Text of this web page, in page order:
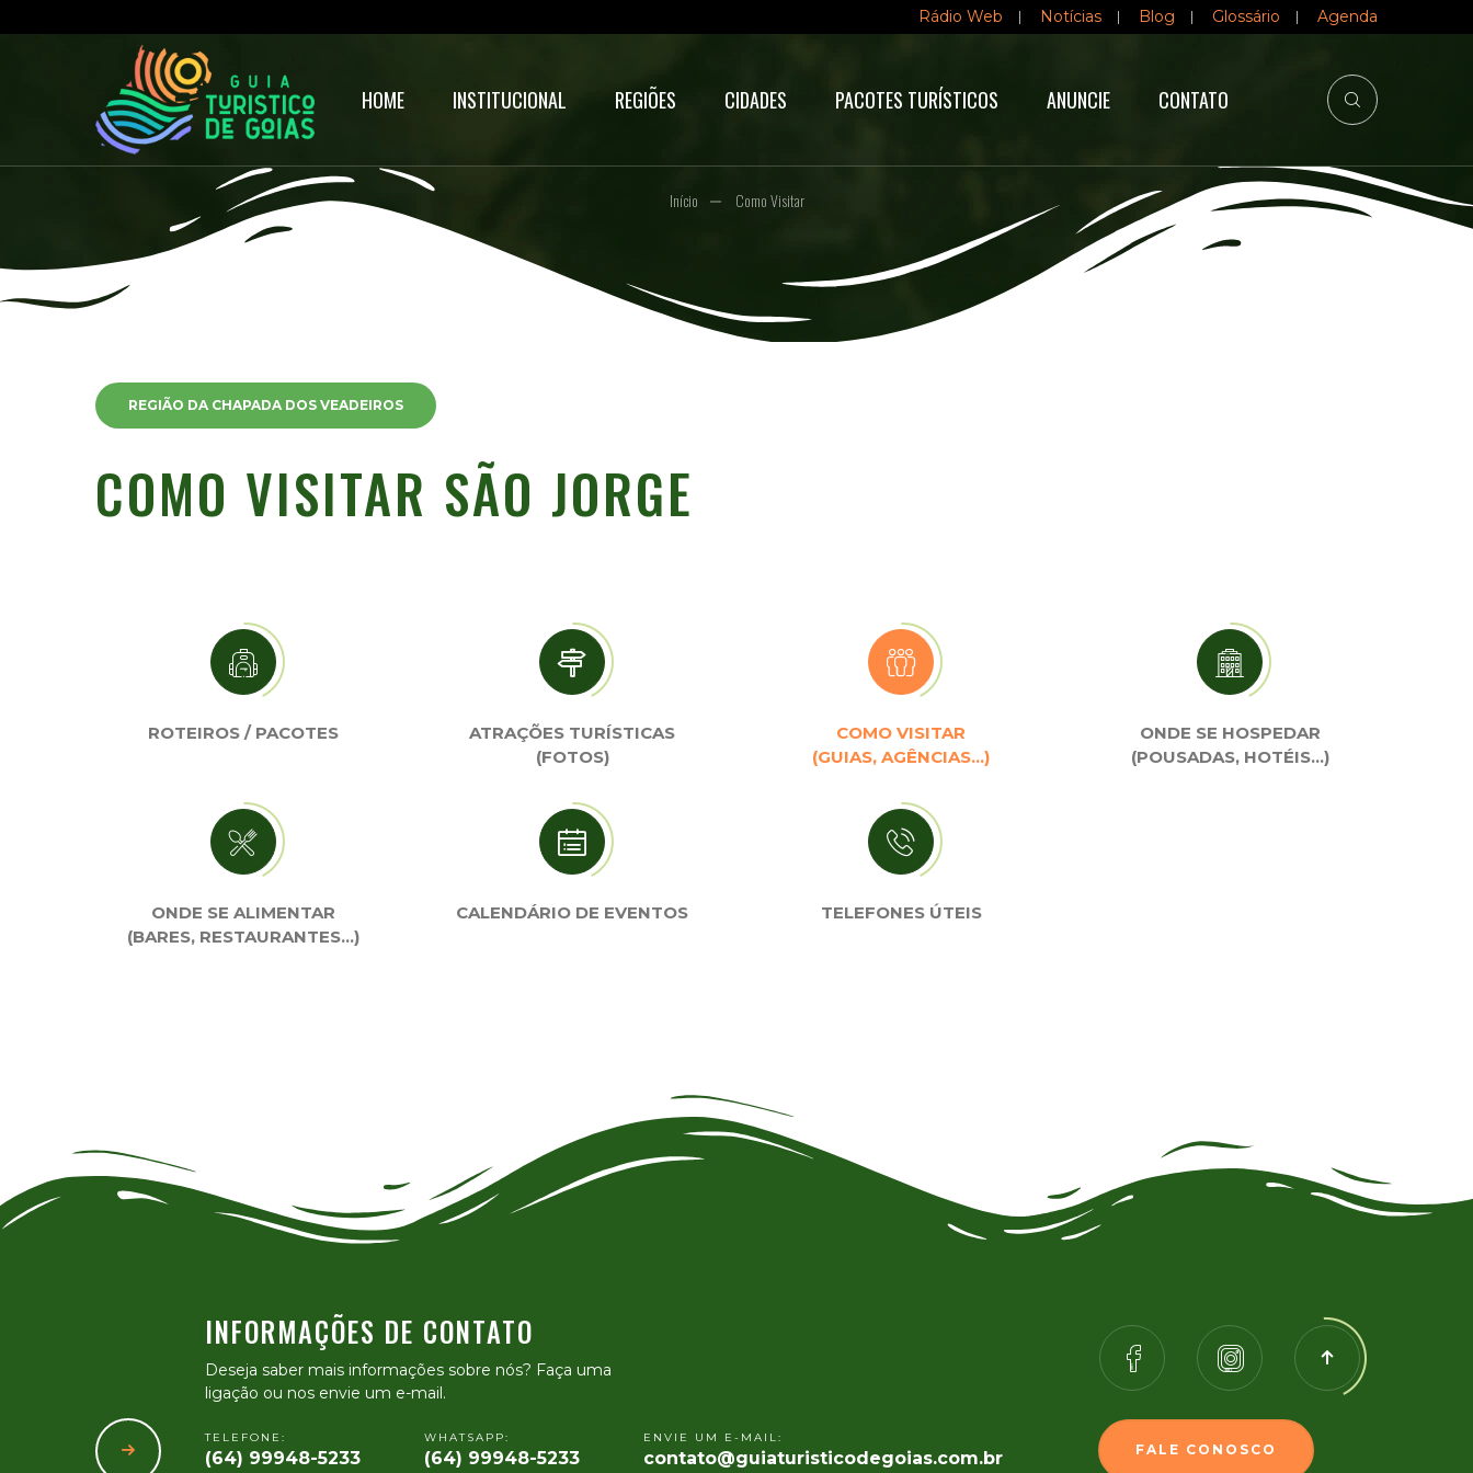
Rádio Web Notícias Blog Glossário Agenda
HOME INSTITUCIONAL REGIÕES CIDADES PACOTES TURÍSTICOS ANUNCIE CONTATO
Início Como Visitar
REGIÃO DA CHAPADA DOS VEADEIROS
COMO VISITAR SÃO JORGE
ROTEIROS / PACOTES
ATRAÇÕES TURÍSTICAS
(FOTOS)
COMO VISITAR
(GUIAS, AGÊNCIAS…)
ONDE SE HOSPEDAR
(POUSADAS, HOTÉIS…)
ONDE SE ALIMENTAR
(BARES, RESTAURANTES…)
CALENDÁRIO DE EVENTOS TELEFONES ÚTEIS
INFORMAÇÕES DE CONTATO
Deseja saber mais informações sobre nós? Faça uma
ligação ou nos envie um e-mail.
TELEFONE:
(64) 99948-5233
WHATSAPP:
(64) 99948-5233
ENVIE UM E-MAIL:
contato@guiaturisticodegoias.com.br FALE CONOSCO